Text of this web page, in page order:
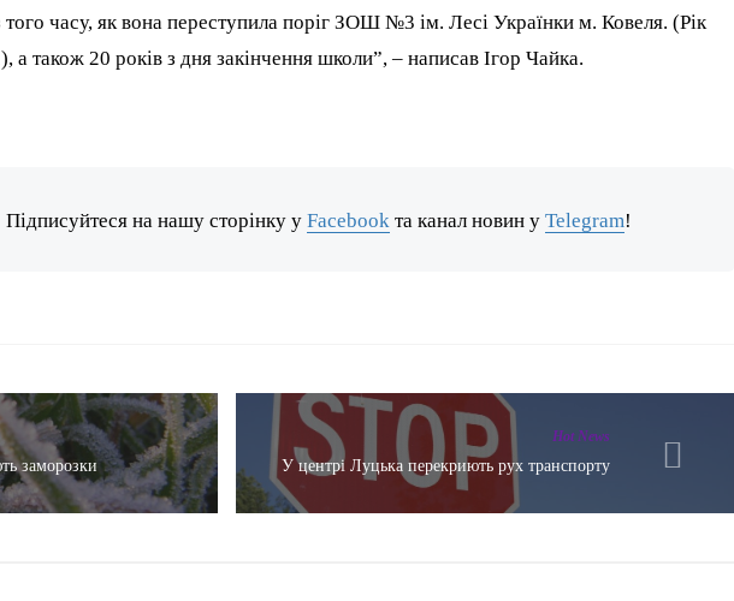
часу, як вона переступила поріг ЗОШ №3 ім. Лесі Українки м. Ковеля. (Рік
а також 20 років з дня закінчення школи”, – написав Ігор Чайка.
Підписуйтеся на нашу сторінку уFacebook та канал новин уTelegram!
заморозки
Hot News
У центрі Луцька перекриють рух транспорту